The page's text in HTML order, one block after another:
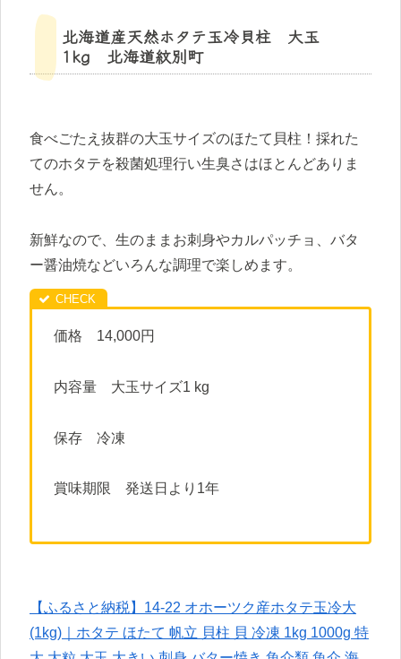
北海道産天然ホタテ玉冷貝柱 大玉
1kg 北海道紋別町
食べごたえ抜群の大玉サイズのほたて貝柱！採れた
てのホタテを殺菌処理行い生臭さはほとんどありま
せん。
新鮮なので、生のままお刺身やカルパッチョ、バタ
ー醤油焼などいろんな調理で楽しめます。
価格 14,000円
内容量 大玉サイズ1 kg
保存 冷凍
賞味期限 発送日より1年
【ふるさと納税】14-22 オホーツク産ホタテ玉冷大
(1kg)｜ホタテ ほたて 帆立 貝柱 貝 冷凍 1kg 1000g 特